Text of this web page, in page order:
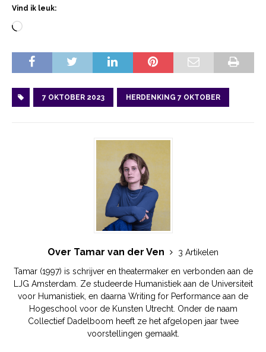
Vind ik leuk:
7 OKTOBER 2023 HERDENKING 7 OKTOBER
Over Tamar van der Ven
3 Artikelen
Tamar (1997) is schrijver en theatermaker en verbonden aan de
LJG Amsterdam. Ze studeerde Humanistiek aan de Universiteit
voor Humanistiek, en daarna Writing for Performance aan de
Hogeschool voor de Kunsten Utrecht. Onder de naam
Collectief Dadelboom heeft ze het afgelopen jaar twee
voorstellingen gemaakt.